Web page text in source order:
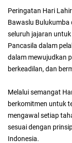
Peringatan Hari
Bawaslu
seluruh jajaran
Pancasila dalam
dalam mewujudkan
berkeadilan, dan
Melalui semangat
berkomitmen untuk
mengawal setiap
sesuai dengan
Indonesia.